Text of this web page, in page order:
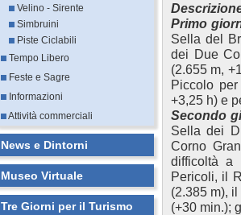
Velino - Sirente
Simbruini
Piste Ciclabili
Tempo Libero
Feste e Sagre
Informazioni
Attività commerciali
News e Dintorni
Museo Virtuale
Tre Giorni per il Turismo
Primo
Sella del
dei Due
(2.655 m,
Piccolo
+3,25 h) e
Secondo
Sella dei
Corno
difficoltà a
Pericoli, il
(2.385 m),
(+30 min.);